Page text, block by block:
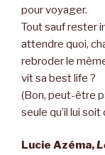
pour voyager.
Tout sauf rester
attendre quoi,
rebroder le
vit sa best life ?
(Bon, peut-être
seule qu’il lui
Lucie Azéma,